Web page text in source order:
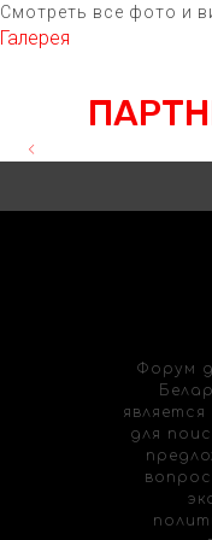
Смотреть все фото и
Галерея
Форум
для